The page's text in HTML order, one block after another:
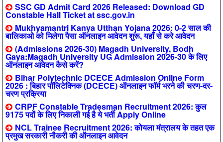
SSC GD Admit Card 2026 Released: Download GD
Constable Hall Ticket at ssc.gov.in
Mukhyamantri Kanya Utthan Yojana 2026: 0-2 साल की
बालिकाओ को मिलेगा पैसा ऑनलाइन आवेदन शुरू, यहाँ से करे आवेदन
(Admissions 2026-30) Magadh University, Bodh
Gaya:Magadh University UG Admission 2026-30 के लिए
ऑनलाइन आवेदन कैसे करें?
Bihar Polytechnic DCECE Admission Online Form
2026 : बिहार पॉलिटेक्निक (DCECE) ऑनलाइन फॉर्म भरने की चरण-दर-
चरण प्रक्रिया
CRPF Constable Tradesman Recruitment 2026: कुल
9175 पदों के लिए निकाली गई है ये भर्ती Apply Online
NCL Trainee Recruitment 2026: कोयला मंत्रालय के तहत एक
प्रमुख सरकारी नौकरी की ऑनलाइन आवेदन